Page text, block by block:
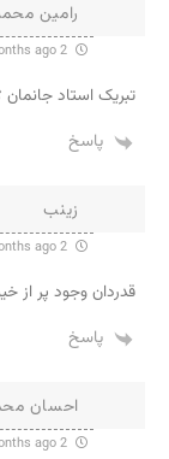
رامین
تبریک استاد
پاسخ
زینب
قدردان وجود پر
پاسخ
احسان